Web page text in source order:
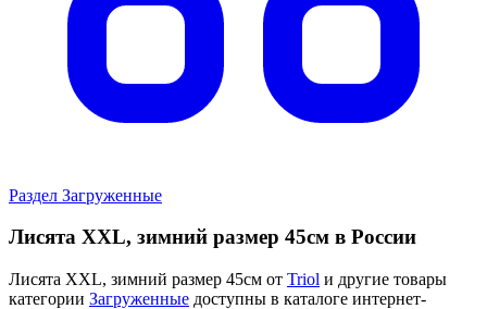
Раздел Загруженные
Лисята XXL, зимний размер 45см в России
Лисята XXL, зимний размер 45см от Triol и другие товары
категории Загруженные доступны в каталоге интернет-